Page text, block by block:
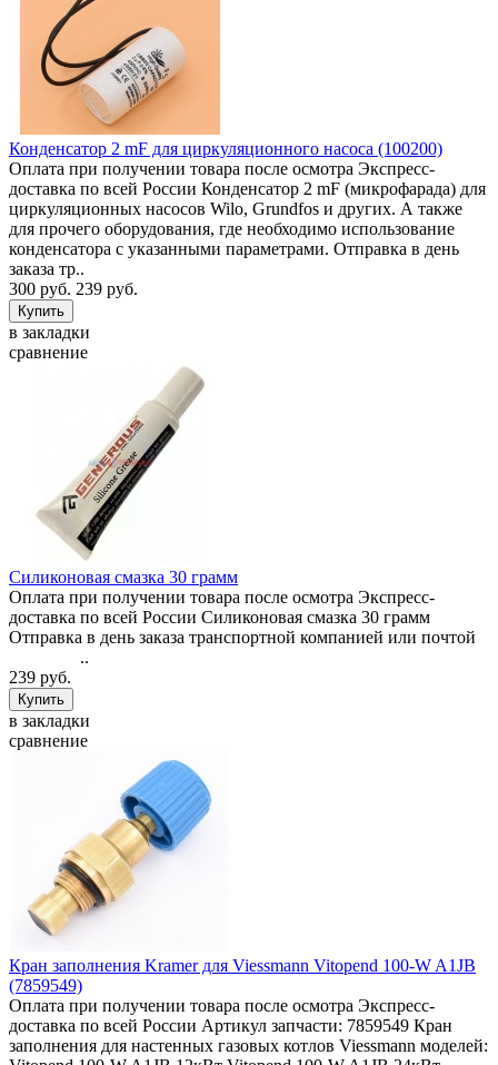
Конденсатор 2 mF для циркуляционного насоса (100200)
Оплата при получении товара после осмотра Экспресс-
доставка по всей России Конденсатор 2 mF (микрофарада) для
циркуляционных насосов Wilo, Grundfos и других. А также
для прочего оборудования, где необходимо использование
конденсатора с указанными параметрами. Отправка в день
заказа тр..
300 руб. 239 руб.
в закладки
сравнение
Силиконовая смазка 30 грамм
Оплата при получении товара после осмотра Экспресс-
доставка по всей России Силиконовая смазка 30 грамм
Отправка в день заказа транспортной компанией или почтой
..
239 руб.
в закладки
сравнение
Кран заполнения Kramer для Viessmann Vitopend 100-W A1JB
(7859549)
Оплата при получении товара после осмотра Экспресс-
доставка по всей России Артикул запчасти: 7859549 Кран
заполнения для настенных газовых котлов Viessmann моделей: